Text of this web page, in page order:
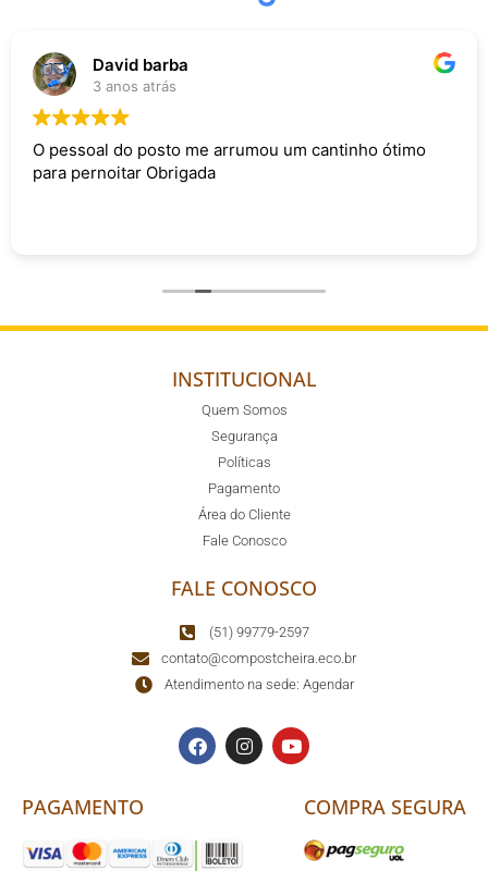
David barba
3 anos atrás
O pessoal do posto me arrumou um cantinho ótimo
para pernoitar Obrigada
INSTITUCIONAL
Quem Somos
Segurança
Políticas
Pagamento
Área do Cliente
Fale Conosco
FALE CONOSCO
(51) 99779-2597
contato@compostcheira.eco.br
Atendimento na sede: Agendar
PAGAMENTO COMPRA SEGURA